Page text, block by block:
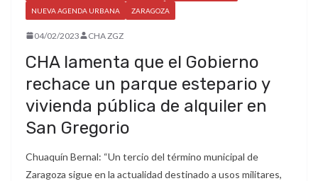
NUEVA AGENDA URBANA ZARAGOZA
04/02/2023 CHA ZGZ
CHA lamenta que el Gobierno
rechace un parque estepario y
vivienda pública de alquiler en
San Gregorio
Chuaquín Bernal: “Un tercio del término municipal de
Zaragoza sigue en la actualidad destinado a usos militares,